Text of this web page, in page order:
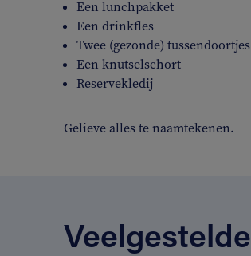
Een lunchpakket
Een drinkfles
Twee (gezonde) tussendoortjes
Een knutselschort
Reservekledij
Gelieve alles te naamtekenen.